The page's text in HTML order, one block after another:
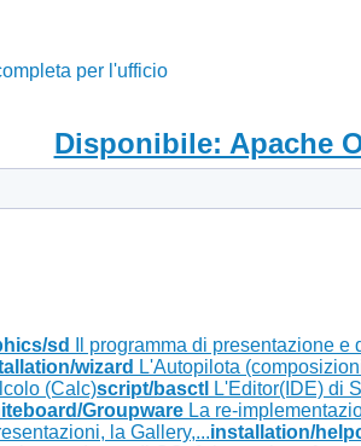
per l'ufficio
Disponibile: Apache
sd Il programma di presentazione e
wizard L'Autopilota
(Calc)script/basctl L'Editor(IDE) di
Groupware La re-
la Gallery,...installation/